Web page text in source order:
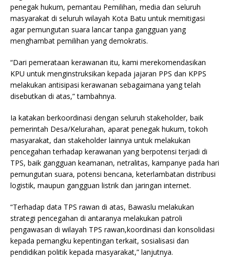
penegak hukum, pemantau Pemilihan, media dan seluruh
masyarakat di seluruh wilayah Kota Batu untuk memitigasi
agar pemungutan suara lancar tanpa gangguan yang
menghambat pemilihan yang demokratis.
“Dari pemerataan kerawanan itu, kami merekomendasikan
KPU untuk menginstruksikan kepada jajaran PPS dan KPPS
melakukan antisipasi kerawanan sebagaimana yang telah
disebutkan di atas,” tambahnya.
Ia katakan berkoordinasi dengan seluruh stakeholder, baik
pemerintah Desa/Kelurahan, aparat penegak hukum, tokoh
masyarakat, dan stakeholder lainnya untuk melakukan
pencegahan terhadap kerawanan yang berpotensi terjadi di
TPS, baik gangguan keamanan, netralitas, kampanye pada hari
pemungutan suara, potensi bencana, keterlambatan distribusi
logistik, maupun gangguan listrik dan jaringan internet.
“Terhadap data TPS rawan di atas, Bawaslu melakukan
strategi pencegahan di antaranya melakukan patroli
pengawasan di wilayah TPS rawan,koordinasi dan konsolidasi
kepada pemangku kepentingan terkait, sosialisasi dan
pendidikan politik kepada masyarakat,” lanjutnya.